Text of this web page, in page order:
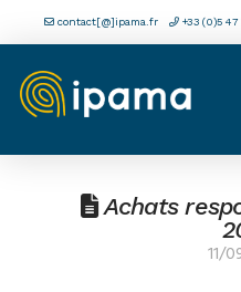
contact[@]ipama.fr +33 (0)5
Achats
11/